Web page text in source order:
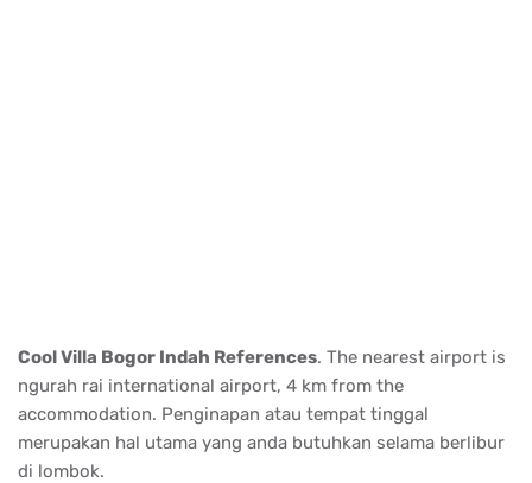
Cool Villa Bogor Indah References. The nearest airport is
ngurah rai international airport, 4 km from the
accommodation. Penginapan atau tempat tinggal
merupakan hal utama yang anda butuhkan selama berlibur
di lombok.